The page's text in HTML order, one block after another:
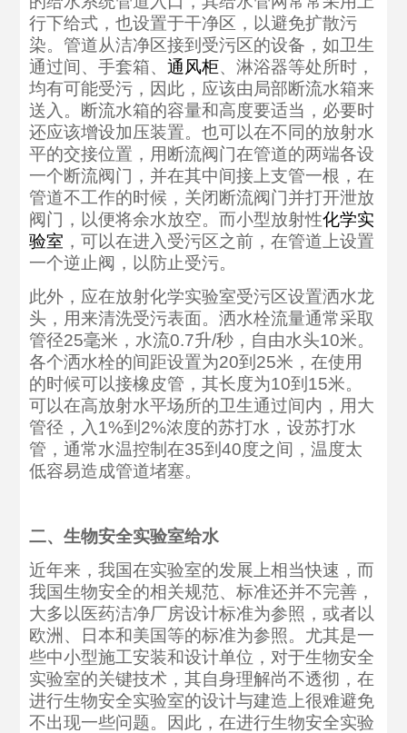
行下给式，也设置于干净区，以避免扩散污
染。管道从洁净区接到受污区的设备，如卫生
通过间、手套箱、通风柜、淋浴器等处所时，
均有可能受污，因此，应该由局部断流水箱来
送入。断流水箱的容量和高度要适当，必要时
还应该增设加压装置。也可以在不同的放射水
平的交接位置，用断流阀门在管道的两端各设
一个断流阀门，并在其中间接上支管一根，在
管道不工作的时候，关闭断流阀门并打开泄放
阀门，以便将余水放空。而小型放射性化学实
验室 ，可以在进入受污区之前，在管道上设置
一个逆止阀，以防止受污。
此外，应在放射化学实验室受污区设置洒水龙
头，用来清洗受污表面。洒水栓流量通常采取
管径25毫米，水流0.7升/秒，自由水头10米。
各个洒水栓的间距设置为20到25米，在使用
的时候可以接橡皮管，其长度为10到15米。
可以在高放射水平场所的卫生通过间内，用大
管径，入1%到2%浓度的苏打水，设苏打水
管，通常水温控制在35到40度之间，温度太
低容易造成管道堵塞。
二、生物安全实验室给水
近年来，我国在实验室的发展上相当快速，而
我国生物安全的相关规范、标准还并不完善，
大多以医药洁净厂房设计标准为参照，或者以
欧洲、日本和美国等的标准为参照。尤其是一
些中小型施工安装和设计单位，对于生物安全
实验室的关键技术，其自身理解尚不透彻，在
进行生物安全实验室的设计与建造上很难避免
不出现一些问题。因此，在进行生物安全实验